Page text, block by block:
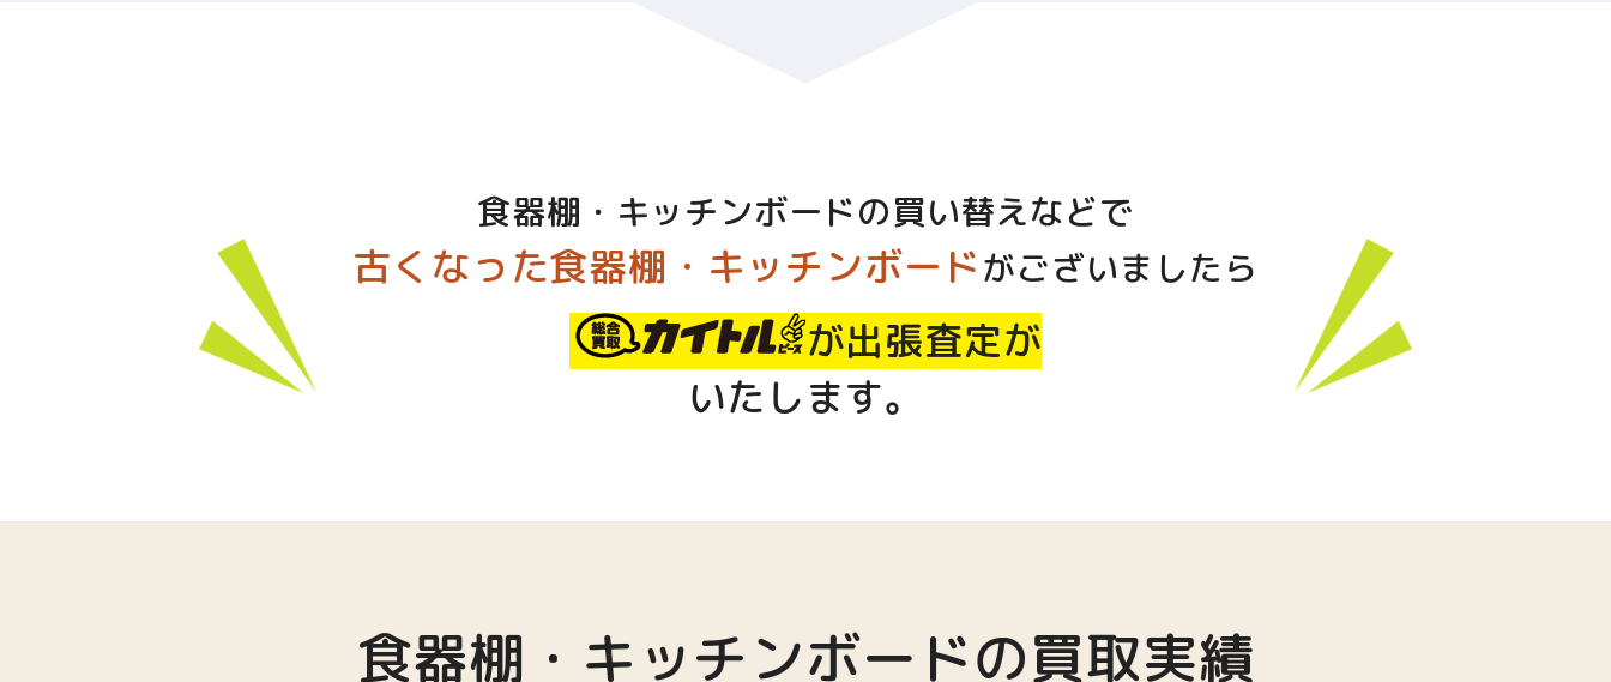
食器棚・キッチンボードの買い替えなどで
古くなった食器棚・キッチンボードがございましたら
が出張査定が
いたします。
食器棚・キッチンボードの買取実績